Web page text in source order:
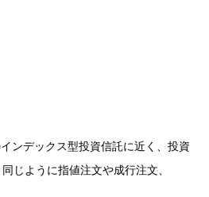
ンデックス型投資信託に近く、投資
じように指値注文や成行注文、